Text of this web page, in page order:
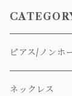
ピアス/ノンホ
ネックレス